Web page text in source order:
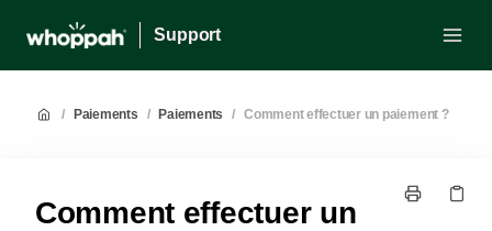
Support
/ Paiements / Paiements / Comment effectuer un paiement ?
Comment effectuer un